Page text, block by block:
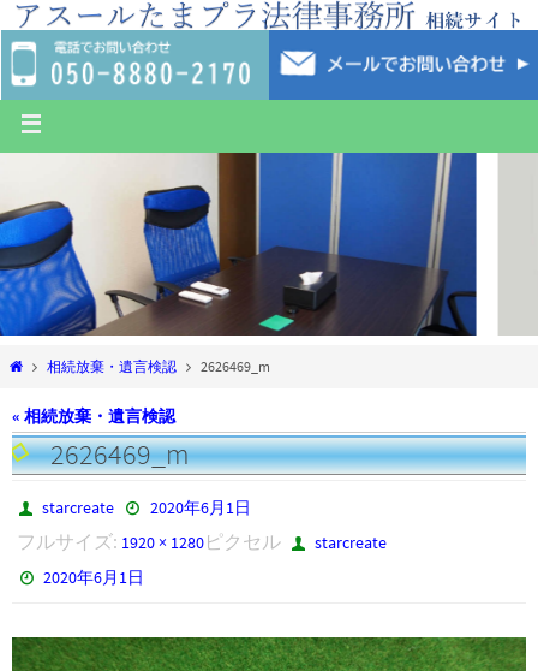
相続放棄・遺言検認 2626469_m
« 相続放棄・遺言検認
2626469_m
starcreate 2020年6月1日
フルサイズ: 1920 × 1280ピクセル
starcreate
2020年6月1日